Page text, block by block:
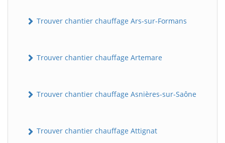
Trouver chantier chauffage Ars-sur-Formans
Trouver chantier chauffage Artemare
Trouver chantier chauffage Asnières-sur-Saône
Trouver chantier chauffage Attignat